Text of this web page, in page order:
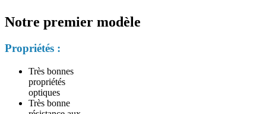
Notre premier modèle
Propriétés :
Très bonnes
propriétés
optiques
Très bonne